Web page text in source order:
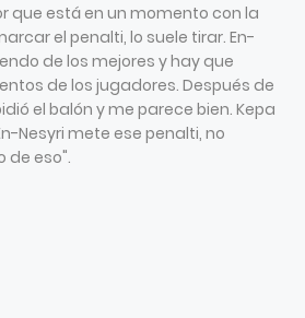
que está en un momento con la
el penalti, lo suele tirar. En-
de los mejores y hay que
de los jugadores. Después de
el balón y me parece bien. Kepa
Nesyri mete ese penalti, no
de eso".